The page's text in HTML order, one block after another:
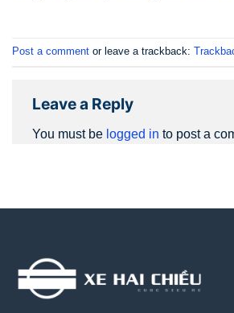
Post a comment or leave a trackback:
Leave a Reply
You must be logged in to post a